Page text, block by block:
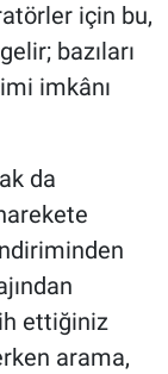
için bu,
bazıları
imkânı
da
ettiğiniz
arama,